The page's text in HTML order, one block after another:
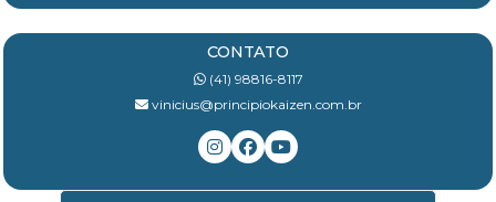
CONTATO
(41) 98816-8117
vinicius@principiokaizen.com.br